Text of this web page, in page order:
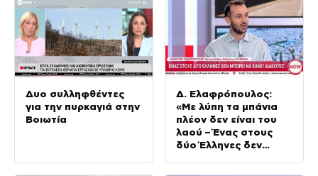
Δυο συλληφθέντες
για την πυρκαγιά στην
Βοιωτία
Δ. Ελαφρόπουλος:
«Με λύπη τα μπάνια
πλέον δεν είναι του
λαού – Ένας στους
δύο Έλληνες δεν